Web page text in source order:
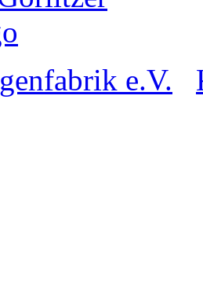
e.V.